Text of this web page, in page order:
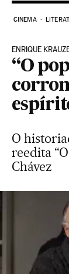
CINEMA
ENRIQUE
“O
O
reedita
Chávez